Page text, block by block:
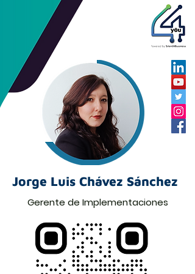
Jorge Luis Chávez Sánchez
Gerente de Implementaciones